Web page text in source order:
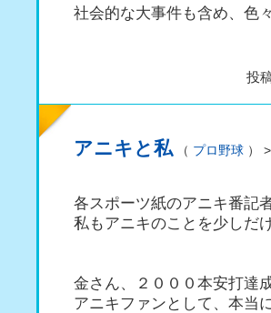
社会的な大事件も含め、色
投
アニキと私 （ プロ野球 ）
各スポーツ紙のアニキ番記
私もアニキのことを少しだ
金さん、２０００本安打達
アニキファンとして、本当